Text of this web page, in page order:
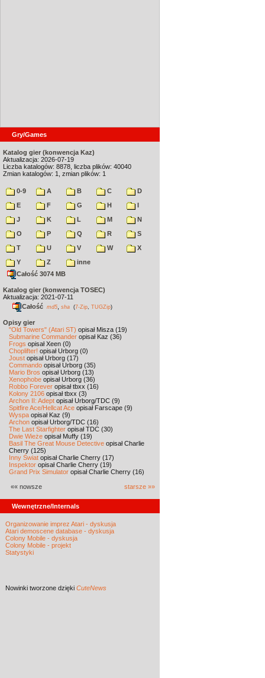
Gry/Games
Katalog gier (konwencja Kaz)
Aktualizacja: 2026-07-19
Liczba katalogów: 8878, liczba plików: 40040
Zmian katalogów: 1, zmian plików: 1
0-9 A B C
D
E
F G H
I
J
K L M
N
O
P Q R
S
T
U V W
X
Y
Z
inne
Całość 3074 MB
Katalog gier (konwencja TOSEC)
Aktualizacja: 2021-07-11
Całość md5 sha (7-Zip TUGZip)
Opisy gier
"Old Towers" (Atari ST) opisał Misza (19)
Submarine Commander opisał Kaz (36)
Frogs opisał Xeen (0)
Choplifter! opisał Urborg (0)
Joust opisał Urborg (17)
Commando opisał Urborg (35)
Mario Bros opisał Urborg (13)
Xenophobe opisał Urborg (36)
Robbo Forever opisał tbxx (16)
Kolony 2106 opisał tbxx (3)
Archon II: Adept opisał Urborg/TDC (9)
Spitfire Ace/Hellcat Ace opisał Farscape (9)
Wyspa opisał Kaz (9)
Archon opisał Urborg/TDC (16)
The Last Starfighter opisał TDC (30)
Dwie Wieże opisał Muffy (19)
Basil The Great Mouse Detective opisał Charlie
Cherry (125)
Inny Świat opisał Charlie Cherry (17)
Inspektor opisał Charlie Cherry (19)
Grand Prix Simulator opisał Charlie Cherry (16)
«« nowsze starsze »»
Wewnętrzne/Internals
Organizowanie imprez Atari - dyskusja
Atari demoscene database - dyskusja
Colony Mobile - dyskusja
Colony Mobile - projekt
Statystyki
Nowinki tworzone dzięki CuteNews